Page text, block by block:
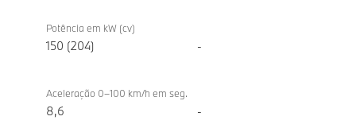
geral
técnica
eDrive20
Potência em kW (cv)
150 (204) -
Aceleração 0–100 km/h em seg.
8,6 -